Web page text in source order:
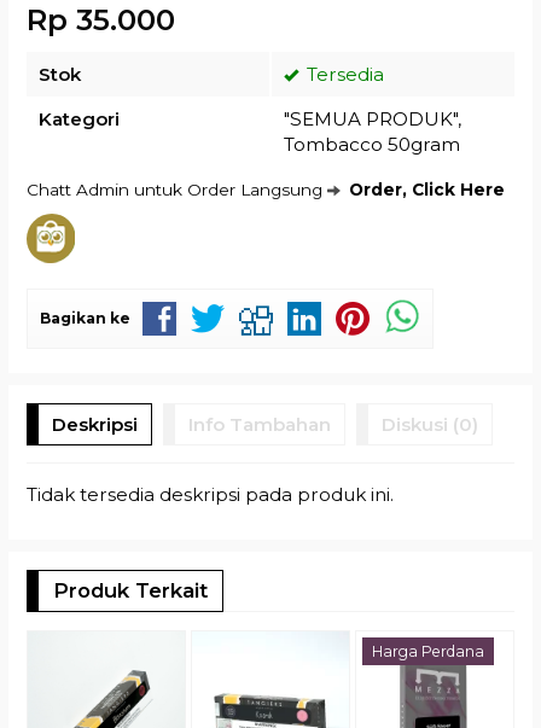
Rp 35.000
Stok
Tersedia
Kategori
"SEMUA PRODUK",
Tombacco 50gram
Chatt Admin untuk Order Langsung Order, Click Here
Bagikan ke
Deskripsi Info Tambahan Diskusi (0)
Tidak tersedia deskripsi pada produk ini.
Produk Terkait
Harga Perdana